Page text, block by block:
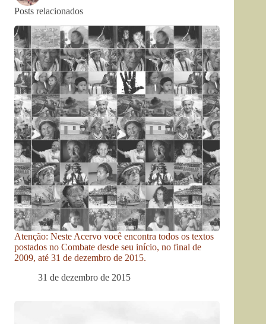
Posts relacionados
Atenção: Neste Acervo você encontra todos os textos
postados no Combate desde seu início, no final de
2009, até 31 de dezembro de 2015.
31 de dezembro de 2015